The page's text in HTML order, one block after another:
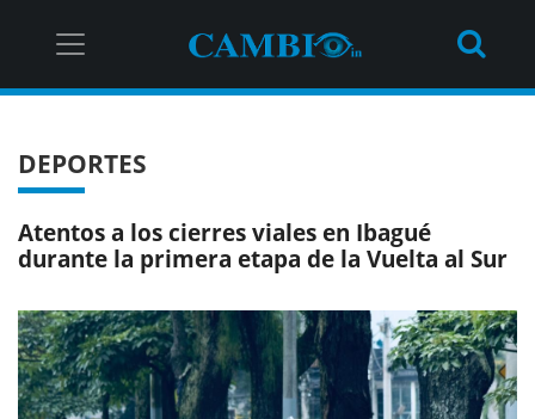
DEPORTES
Atentos a los cierres viales en Ibagué
durante la primera etapa de la Vuelta al Sur